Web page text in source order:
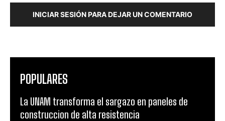
INICIAR SESIÓN PARA DEJAR UN COMENTARIO
POPULARES
La UNAM transforma el sargazo en paneles de
construccion de alta resistencia